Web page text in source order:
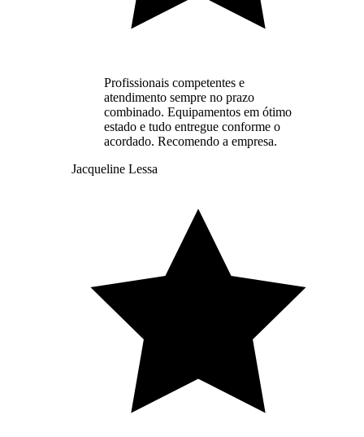
Profissionais competentes e
atendimento sempre no prazo
combinado. Equipamentos em ótimo
estado e tudo entregue conforme o
acordado. Recomendo a empresa.
Jacqueline Lessa